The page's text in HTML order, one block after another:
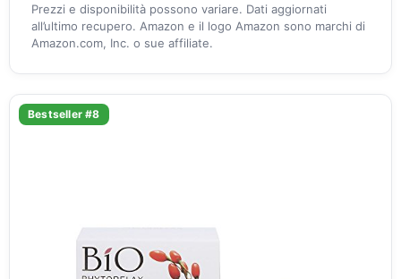
Prezzi e disponibilità possono variare. Dati aggiornati
all’ultimo recupero. Amazon e il logo Amazon sono marchi di
Amazon.com, Inc. o sue affiliate.
Bestseller #8